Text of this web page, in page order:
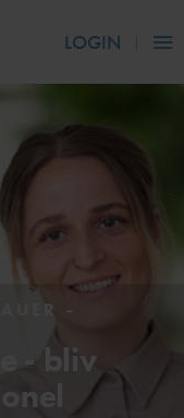
LOGIN
-
- bliv